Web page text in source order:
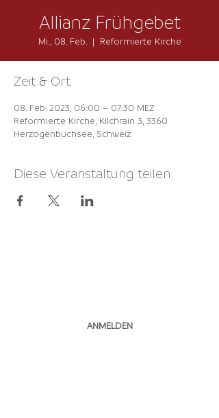
Allianz Frühgebet
Mi., 08. Feb.
  |
Reformierte Kirche
Zeit & Ort
08. Feb. 2023, 06:00 – 07:30 MEZ
Reformierte Kirche, Kilchrain 3, 3360
Herzogenbuchsee, Schweiz
Diese Veranstaltung teilen
ANMELDEN